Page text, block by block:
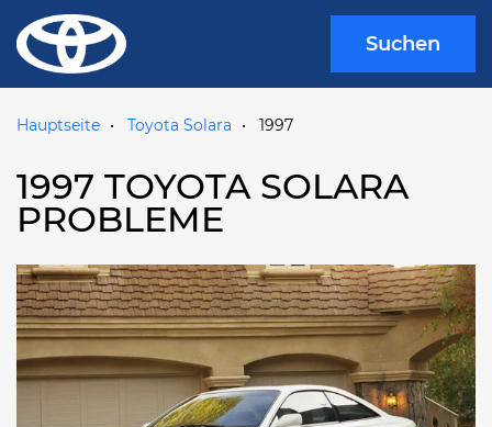
Suchen
Hauptseite Toyota Solara 1997
1997 TOYOTA SOLARA
PROBLEME